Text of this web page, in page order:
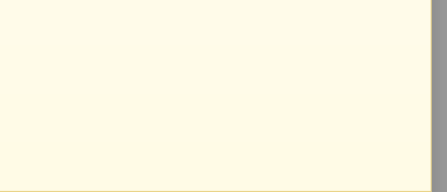
technika grzewcza oraz osprzęt do domu i ogrodu.
kadrą informatyczną, stworzyliśmy oprogramowanie
to nam na nawiązanie bezpośrednich kontaktów z